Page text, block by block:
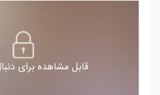
قابل مشاهده برای